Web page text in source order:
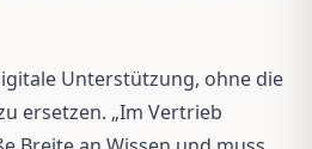
Unterstützung, ohne die
ersetzen. „Im Vertrieb